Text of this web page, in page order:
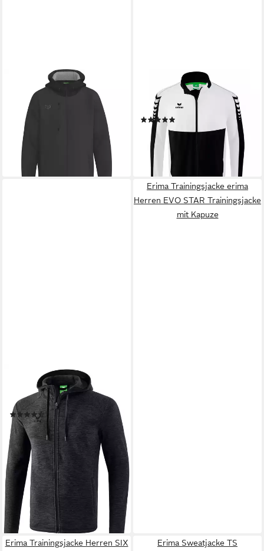
Regenjacke erima Unisex
Regenjacke PREMIA Hydro
Jacket
ab 78,29 €
-35%
lieferbar - in 6-8 Werktagen bei dir
Trainingsjacke erima Herren
Präsentationsjacke Six Wings
64,95 €
leider ausverkauft
Fleecejacke Herren
Fleecejacke
(7)
ab 48,52 € UVP 59,99 €
-19%
lieferbar - in 2-3 Werktagen bei dir
Erima Trainingsjacke erima
Herren EVO STAR Trainingsjacke
mit Kapuze
Erima Trainingsjacke Herren SIX
Erima Sweatjacke TS